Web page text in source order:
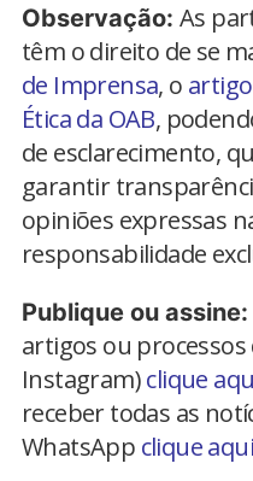
Observação: As
têm o direito de se
de Imprensa, o artigo
Ética da OAB,
de esclarecimento,
garantir
opiniões expressas
responsabilidade
Publique ou assine:
artigos ou processos
Instagram)clique
receber todas as
WhatsApp clique